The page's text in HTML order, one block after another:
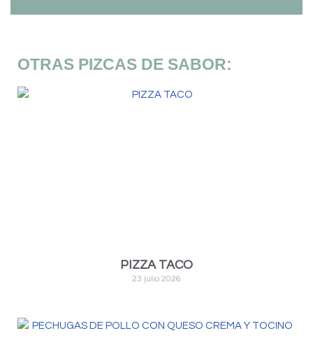
OTRAS PIZCAS DE SABOR:
PIZZA TACO
23 julio 2026